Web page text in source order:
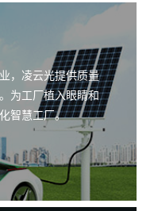
，凌云光提供质量
为工厂植入眼睛和
智慧工厂。